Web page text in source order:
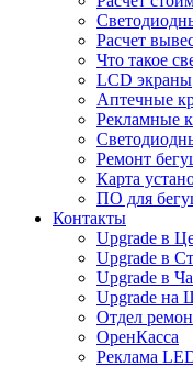
Расчет
Что такое
LCD экраны
Аптечные
Рекламные
Ремонт
Карта
ПО для
Контакты
Upgrade в
Upgrade в
Upgrade в
Upgrade на
Отдел
ОренКасса
Реклама